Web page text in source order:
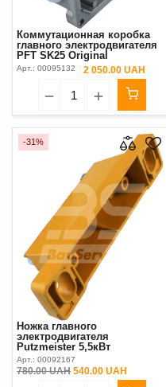
Коммутационная коробка
главного электродвигателя
PFT SK25 Original
Арт.: 00095132 2 050.00 UAH
-31%
Ножка главного
электродвигателя
Putzmeister 5,5кВт
Арт.: 00092167
780.00 UAH 540.00 UAH